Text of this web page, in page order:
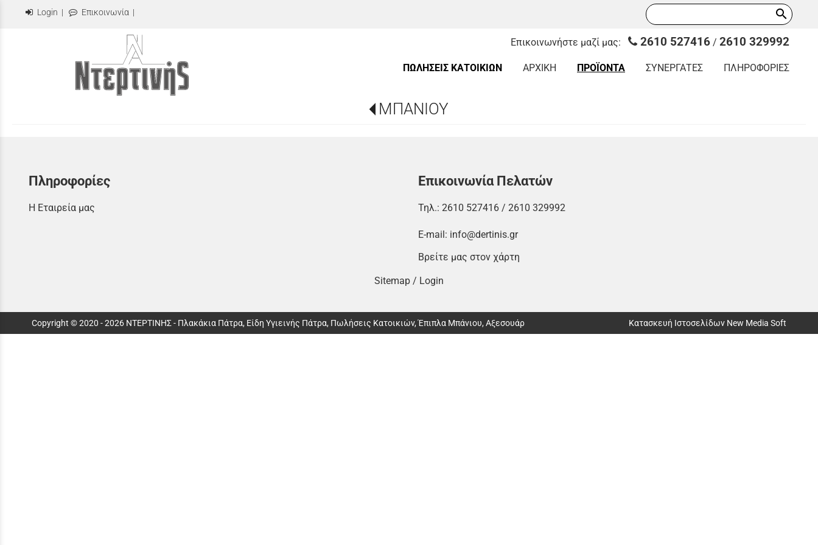
Login | Επικοινωνία | search
Επικοινωνήστε μαζί μας: 2610 527416 / 2610 329992
ΠΩΛΗΣΕΙΣ ΚΑΤΟΙΚΙΩΝ ΑΡΧΙΚΗ ΠΡΟΪΟΝΤΑ ΣΥΝΕΡΓΑΤΕΣ ΠΛΗΡΟΦΟΡΙΕΣ
ΜΠΑΝΙΟΥ
Πληροφορίες
Η Εταιρεία μας
Επικοινωνία Πελατών
Τηλ.: 2610 527416 / 2610 329992
E-mail: info@dertinis.gr
Βρείτε μας στον χάρτη
Sitemap / Login
Copyright © 2020 - 2026 ΝΤΕΡΤΙΝΗΣ - Πλακάκια Πάτρα, Είδη Υγιεινής Πάτρα, Πωλήσεις Κατοικιών, Έπιπλα Μπάνιου, Αξεσουάρ Κατασκευή Ιστοσελίδων New Media Soft